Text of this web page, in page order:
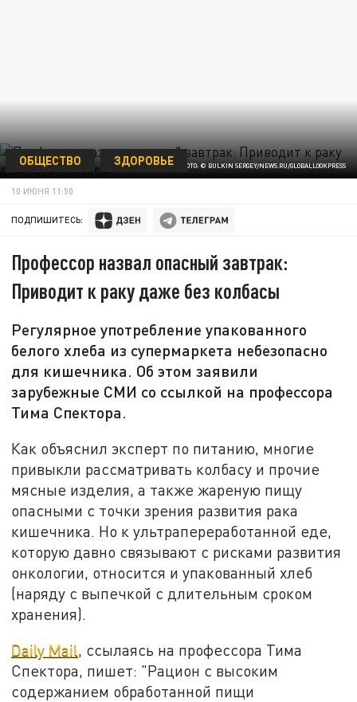
ФОТО: © BULKIN SERGEY/NEWS.RU/GLOBALLOOKPRESS
ОБЩЕСТВО ЗДОРОВЬЕ
10 ИЮНЯ 11:50
ПОДПИШИТЕСЬ:
Профессор назвал опасный завтрак:
Приводит к раку даже без колбасы
Регулярное употребление упакованного
белого хлеба из супермаркета небезопасно
для кишечника. Об этом заявили
зарубежные СМИ со ссылкой на профессора
Тима Спектора.
Как объяснил эксперт по питанию, многие
привыкли рассматривать колбасу и прочие
мясные изделия, а также жареную пищу
опасными с точки зрения развития рака
кишечника. Но к ультрапереработанной еде,
которую давно связывают с рисками развития
онкологии, относится и упакованный хлеб
(наряду с выпечкой с длительным сроком
хранения).
Daily Mail, ссылаясь на профессора Тима
Спектора, пишет: "Рацион с высоким
содержанием обработанной пищи